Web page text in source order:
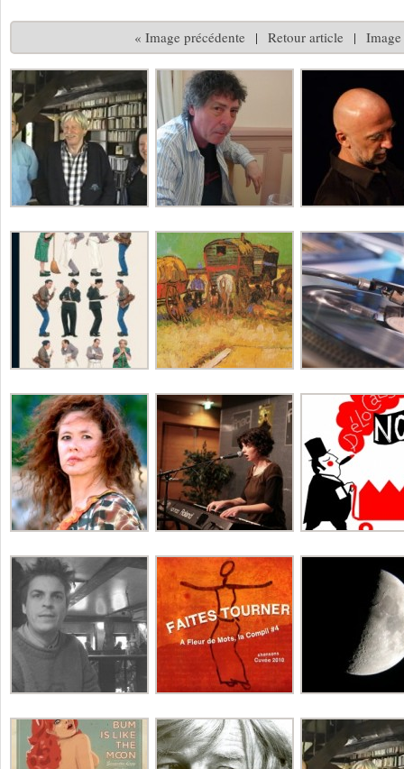
« Image précédente | Retour article |